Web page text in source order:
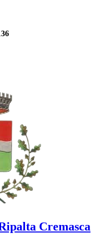
Cremasca